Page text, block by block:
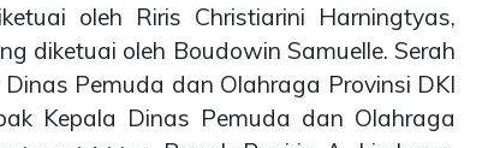
oleh Riris Christiarini Harningtyas,
diketuai oleh Boudowin Samuelle. Serah
Pemuda dan Olahraga Provinsi DKI
Kepala Dinas Pemuda dan Olahraga